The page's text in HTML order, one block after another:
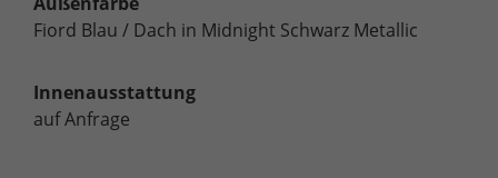
Fiord Blau / Dach in Midnight Schwarz Metallic
Innenausstattung
auf Anfrage